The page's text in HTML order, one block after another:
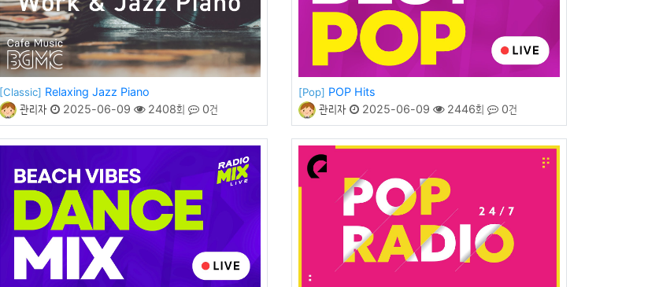
[Classic] Relaxing Jazz Piano
관리자
2025-06-09 2408회 0건
[Pop] POP Hits
관리자
2025-06-09 2446회 0건